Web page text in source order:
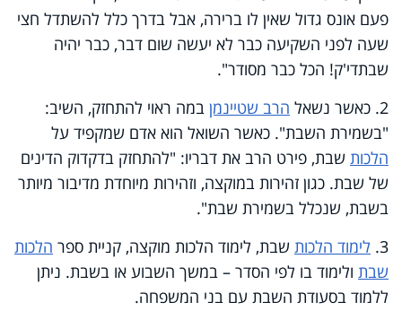
פעם אונס גדול שאין לו ברירה, אבל בדרך כלל להשתדל חצי
שעה לפני השקיעה כבר לא יעשה שום דבר, כבר יהיה
שבתדי'ק! הכל כבר מסודר".
2. כאשר נשאל
הרב שטיינמן במה ראוי להתחזק, השיב:
"בשמירת השבת". כאשר השואל הוא אדם שמקפיד על
הלכות שבת, פירט הרב את דבריו: "להתחזק בדקדוק הדינים
של שבת. כגון זהירות במוקצה, וזהירות מיוחדת מדיבור מיותר
בשבת, שנכלל בשמירת שבת".
3. לימוד הלכות שבת, לימוד הלכות מוקצה, קניית ספר הלכות
שבת ולימוד בו לפי הסדר – במשך השבוע או בשבת. ניתן
ללמוד בסעודת השבת עם בני המשפחה.